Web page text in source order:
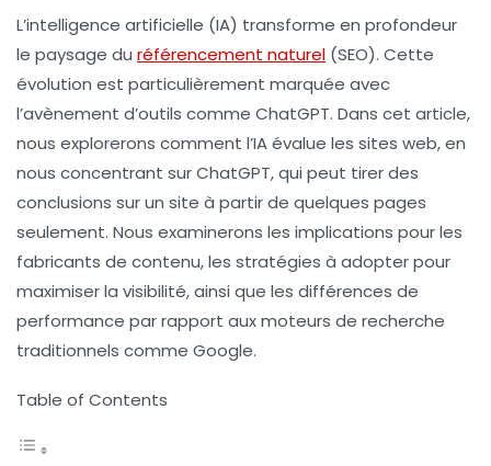
L’intelligence artificielle (IA) transforme en profondeur
le paysage du référencement naturel (SEO). Cette
évolution est particulièrement marquée avec
l’avènement d’outils comme ChatGPT. Dans cet article,
nous explorerons comment l’IA évalue les sites web, en
nous concentrant sur ChatGPT, qui peut tirer des
conclusions sur un site à partir de quelques pages
seulement. Nous examinerons les implications pour les
fabricants de contenu, les stratégies à adopter pour
maximiser la visibilité, ainsi que les différences de
performance par rapport aux moteurs de recherche
traditionnels comme Google.
Table of Contents